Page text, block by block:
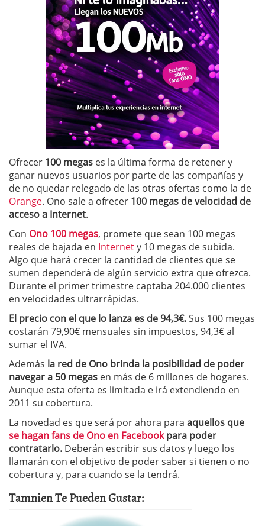
Ofrecer 100 megas es la última forma de retener y
ganar nuevos usuarios por parte de las compañías y
de no quedar relegado de las otras ofertas como la de
Orange. Ono sale a ofrecer 100 megas de velocidad de
acceso a Internet.
Con Ono 100 megas, promete que sean 100 megas
reales de bajada en Internety 10 megas de subida.
Algo que hará crecer la cantidad de clientes que se
sumen dependerá de algún servicio extra que ofrezca.
Durante el primer trimestre captaba 204.000 clientes
en velocidades ultrarrápidas.
El precio con el que lo lanza es de 94,3€.Sus 100 megas
costarán 79,90€ mensuales sin impuestos, 94,3€ al
sumar el IVA.
Además la red de Ono brinda la posibilidad de poder
navegar a 50 megas en más de 6 millones de hogares.
Aunque esta oferta es limitada e irá extendiendo en
2011 su cobertura.
La novedad es que será por ahora para aquellos que
se hagan fans de Ono en Facebookpara poder
contratarlo. Deberán escribir sus datos y luego los
llamarán con el objetivo de poder saber si tienen o no
cobertura y, para cuando se la tendrá.
Tamnien Te Pueden Gustar: